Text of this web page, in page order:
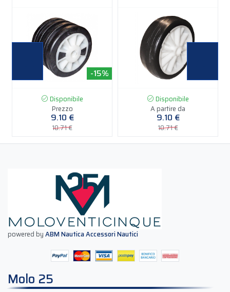
-15%
Disponibile
Prezzo
9.10 €
10.71 €
Disponibile
A partire da
9.10 €
10.71 €
powered byABM Nautica Accessori Nautici
Molo 25